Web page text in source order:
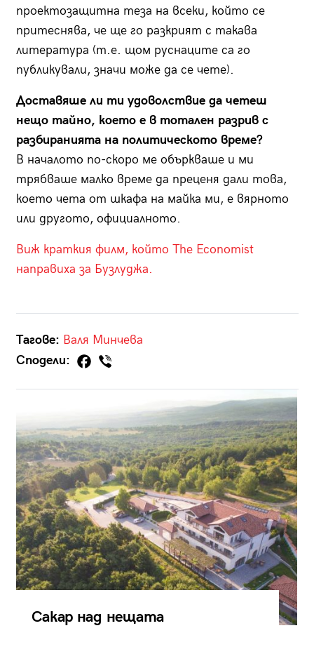
проектозащитна теза на всеки, който се
притеснява, че ще го разкрият с такава
литература (т.е. щом руснаците са го
публикували, значи може да се чете).
Доставяше ли ти удоволствие да четеш
нещо тайно, което е в тотален разрив с
разбиранията на политическото време?
В началото по-скоро ме объркваше и ми
трябваше малко време да преценя дали това,
което чета от шкафа на майка ми, е вярното
или другото, официалното.
Виж краткия филм, който The Economist
направиха за Бузлуджа.
Тагове: Валя Минчева
Сподели:
Сакар над нещата